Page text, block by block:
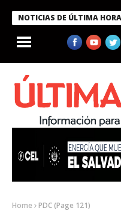
NOTICIAS DE ÚLTIMA HORA
condecora a miembros
Home PDC(Page 121)